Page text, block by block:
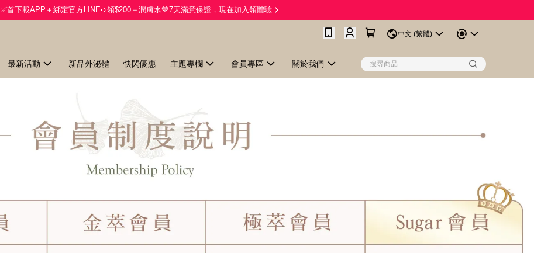
✅首下載APP＋綁定官方LINE➪領$200＋潤膚水🤎7天滿意保證，現在加入領體驗
中文 (繁體)
最新活動 新品外泌體 快閃優惠 主題專欄 會員專區 關於我們